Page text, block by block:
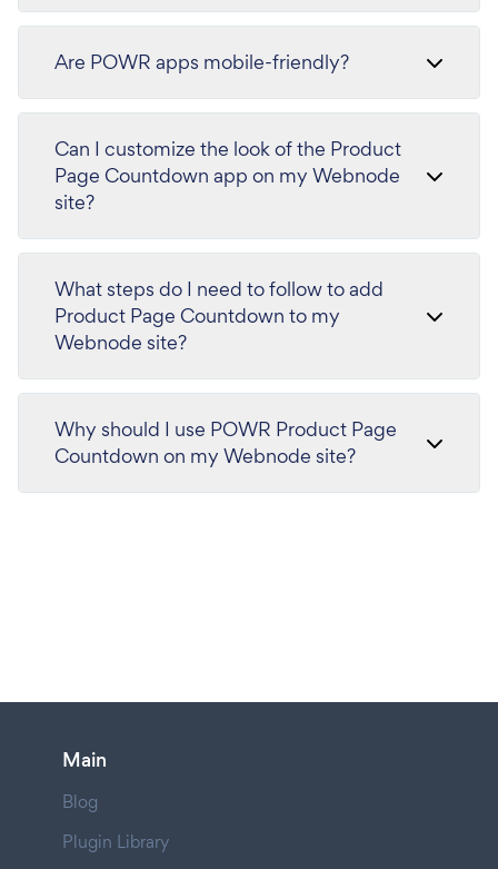
Are POWR apps mobile-friendly?
Can I customize the look of the Product
Page Countdown app on my Webnode
site?
What steps do I need to follow to add
Product Page Countdown to my
Webnode site?
Why should I use POWR Product Page
Countdown on my Webnode site?
Main
Blog
Plugin Library